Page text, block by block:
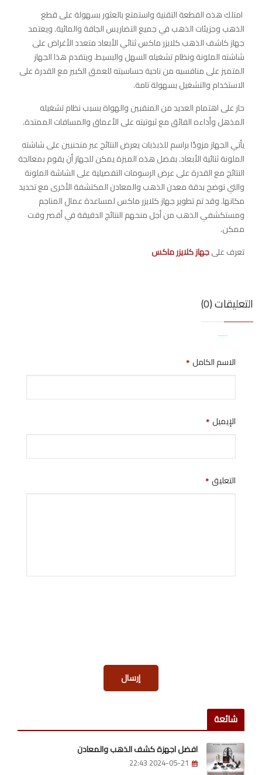
امتلك هذه القطعة التقنية واستمتع بالعثور بسهولة على قطع
الذهب وجزيئات الذهب في جميع التضاريس الجافة والمائية. ويعتمد
جهاز كاشف الذهب كلايزر ماكس ثنائي الأبعاد متعدد الأغراض على
شاشته الملونة ونظام تشغيله السهل والبسيط. ويتقدم هذا الجهاز
المتميز على منافسيه من ناحية حساسيته للعمق الكبير مع القدرة على
الاستخدام والتشغيل بسهولة تامة.
حاز على اهتمام العديد من المنقبين والهواة بسبب نظام تشغيله
المذهل وأداءه الفائق مع ثبوتيته على الأعماق والمسافات الممتدة.
يأتي الجهاز مزودًا براسم للذبذبات يعرض النتائج عبر منحنيين على شاشته
الملونة ثنائية الأبعاد. بفضل هذه الميزة يمكن للجهاز أن يقوم بمعالجة
النتائج مع القدرة على عرض الرسومات التفصيلية على الشاشة الملونة
والتي توضح بدقة معدن الذهب والمعادن المكتشفة الأخرى مع تحديد
مكانها. وقد تم تطوير جهاز كلايزر ماكس لمساعدة عمال المناجم
ومستكشفي الذهب من أجل منحهم النتائج الدقيقة في أقصر وقت
ممكن.
تعرف علىجهاز كلايزر ماكس
التعليقات (0)
الاسم الكامل *
الإيميل *
التعليق*
إرسال
شائعة
افضل اجهزة كشف الذهب والمعادن
2024-05-21 22:43